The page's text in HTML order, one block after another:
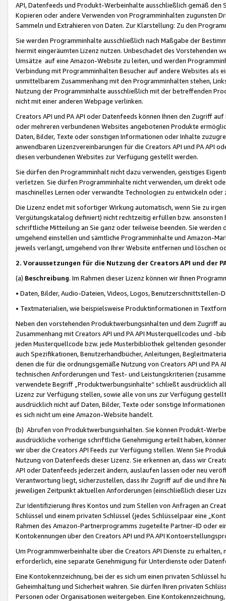
API, Datenfeeds und Produkt-Werbeinhalte ausschließlich gemäß
Kopieren oder andere Verwenden von Programminhalten zugunsten
Sammeln und Extrahieren von Daten. Zur Klarstellung: Zu den
Sie werden Programminhalte ausschließlich nach Maßgabe der
hiermit eingeräumten Lizenz nutzen. Unbeschadet des Vorstehenden
Umsätze auf eine Amazon-Website zu leiten, und werden
Verbindung mit Programminhalten Besucher auf andere Websites als
unmittelbarem Zusammenhang mit den Programminhalten stehen,
Nutzung der Programminhalte ausschließlich mit der betreffenden
nicht mit einer anderen Webpage verlinken.
Creators API und PA API oder Datenfeeds können Ihnen den Zugriff
oder mehreren verbundenen Websites angebotenen Produkte
Daten, Bilder, Texte oder sonstigen Informationen oder Inhalte
anwendbaren Lizenzvereinbarungen für die Creators API und PA API
diesen verbundenen Websites zur Verfügung gestellt werden.
Sie dürfen den Programminhalt nicht dazu verwenden, geistiges
verletzen. Sie dürfen Programminhalte nicht verwenden, um direkt
maschinelles Lernen oder verwandte Technologien zu entwickeln
Die Lizenz endet mit sofortiger Wirkung automatisch, wenn Sie zu
Vergütungskatalog definiert) nicht rechtzeitig erfüllen bzw. ansonsten
schriftliche Mitteilung an Sie ganz oder teilweise beenden. Sie werden
umgehend einstellen und sämtliche Programminhalte und Amazon-
jeweils verlangt, umgehend von Ihrer Website entfernen und löschen
2. Voraussetzungen für die Nutzung der Creators API und der
(a) Beschreibung. Im Rahmen dieser Lizenz können wir Ihnen
• Daten, Bilder, Audio-Dateien, Videos, Logos, Benutzerschnittstellen-
• Textmaterialien, wie beispielsweise Produktinformationen in
Neben den vorstehenden Produktwerbungsinhalten und dem Zugriff
Zusammenhang mit Creators API und PA API Musterquellcodes und
jeden Musterquellcode bzw. jede Musterbibliothek geltenden
auch Spezifikationen, Benutzerhandbücher, Anleitungen,
denen die für die ordnungsgemäße Nutzung von Creators API und PA
technischen Anforderungen und Test- und Leistungskriterien
verwendete Begriff „Produktwerbungsinhalte“ schließt ausdrücklich
Lizenz zur Verfügung stellen, sowie alle von uns zur Verfügung
ausdrücklich nicht auf Daten, Bilder, Texte oder sonstige
es sich nicht um eine Amazon-Website handelt.
(b) Abrufen von Produktwerbungsinhalten. Sie können Produkt-
ausdrückliche vorherige schriftliche Genehmigung erteilt haben,
wir über die Creators API Feeds zur Verfügung stellen. Wenn Sie
Nutzung von Datenfeeds dieser Lizenz. Sie erkennen an, dass wir
API oder Datenfeeds jederzeit ändern, auslaufen lassen oder neu
Verantwortung liegt, sicherzustellen, dass Ihr Zugriff auf die und Ihre
jeweiligen Zeitpunkt aktuellen Anforderungen (einschließlich dieser
Zur Identifizierung Ihres Kontos und zum Stellen von Anfragen an
Schlüssel und einem privaten Schlüssel (jedes Schlüsselpaar eine
Rahmen des Amazon-Partnerprogramms zugeteilte Partner-ID oder
Kontokennungen über den Creators API und PA API
Um Programmwerbeinhalte über die Creators API Dienste zu
erforderlich, eine separate Genehmigung für Unterdienste oder
Eine Kontokennzeichnung, bei der es sich um einen privaten
Geheimhaltung und Sicherheit wahren. Sie dürfen Ihren privaten
Personen oder Organisationen weitergeben. Eine